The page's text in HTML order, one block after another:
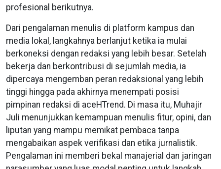
profesional berikutnya.
Dari pengalaman menulis di platform kampus dan
media lokal, langkahnya berlanjut ketika ia mulai
berkoneksi dengan redaksi yang lebih besar. Setelah
bekerja dan berkontribusi di sejumlah media, ia
dipercaya mengemban peran redaksional yang lebih
tinggi hingga pada akhirnya menempati posisi
pimpinan redaksi di aceHTrend. Di masa itu, Muhajir
Juli menunjukkan kemampuan menulis fitur, opini, dan
liputan yang mampu memikat pembaca tanpa
mengabaikan aspek verifikasi dan etika jurnalistik.
Pengalaman ini memberi bekal manajerial dan jaringan